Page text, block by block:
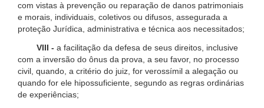
com vistas à prevenção ou reparação de danos patrimoniais
e morais, individuais, coletivos ou difusos, assegurada a
proteção Jurídica, administrativa e técnica aos necessitados;
VIII - a facilitação da defesa de seus direitos, inclusive
com a inversão do ônus da prova, a seu favor, no processo
civil, quando, a critério do juiz, for verossímil a alegação ou
quando for ele hipossuficiente, segundo as regras ordinárias
de experiências;